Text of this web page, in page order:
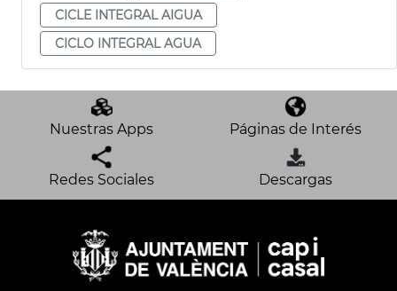
CICLE INTEGRAL AIGUA
CICLO INTEGRAL AGUA
Nuestras Apps Páginas de Interés
Redes Sociales Descargas